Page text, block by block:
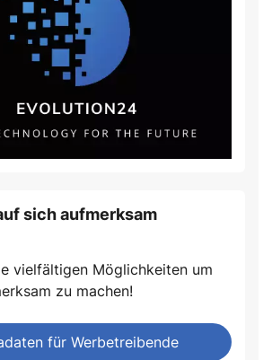
sich aufmerksam
vielfältigen Möglichkeiten um
zu machen!
für Werbetreibende